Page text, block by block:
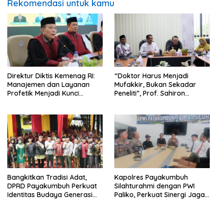
Rekomendasi untuk kamu
Direktur Diktis Kemenag RI:
Manajemen dan Layanan
Profetik Menjadi Kunci
Kampus Bereputasi Global
“Doktor Harus Menjadi
Mufakkir, Bukan Sekadar
Peneliti”, Prof. Sahiron
Bangkitkan Tradisi Adat,
DPRD Payakumbuh Perkuat
Identitas Budaya Generasi
Kapolres Payakumbuh
Silahturahmi dengan PWI
Paliko, Perkuat Sinergi Jaga